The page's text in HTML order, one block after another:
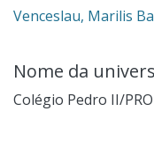
Venceslau, Marilis
Nome da
Colégio Pedro II/